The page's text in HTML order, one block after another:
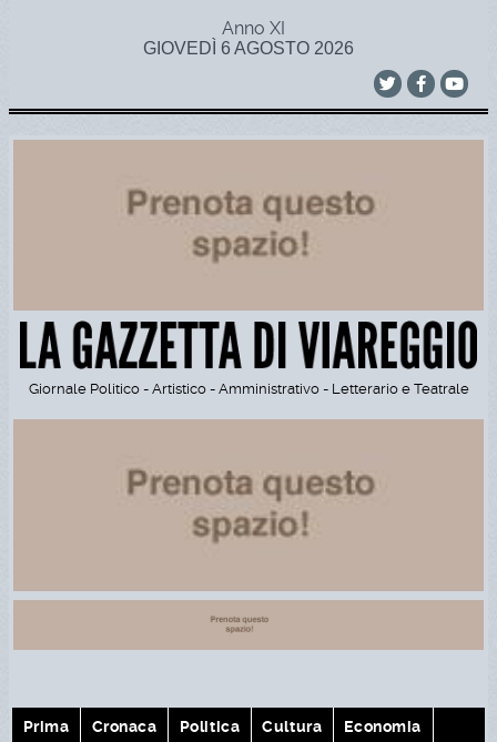
Anno XI
GIOVEDÌ 6 AGOSTO 2026
Giornale Politico - Artistico - Amministrativo - Letterario e Teatrale
Prima Cronaca Politica Cultura Economia